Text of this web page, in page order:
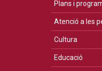
Plans i
Atenció a les
Cultura
Educació